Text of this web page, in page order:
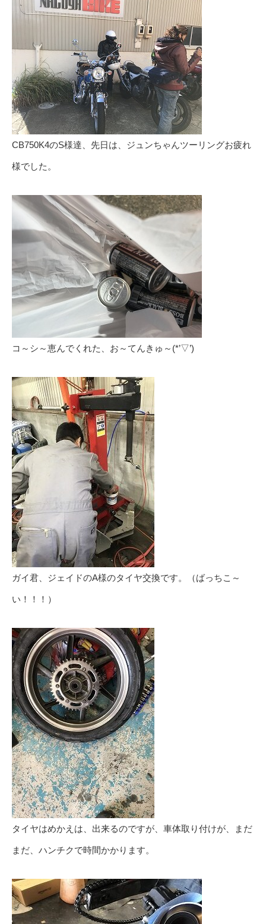
CB750K4のS様達、先日は、ジュンちゃんツーリングお疲れ
様でした。
コ～シ～恵んでくれた、お～てんきゅ～(*’▽’)
ガイ君、ジェイドのA様のタイヤ交換です。（ばっちこ～
い！！！）
タイヤはめかえは、出来るのですが、車体取り付けが、まだ
まだ、ハンチクで時間かかります。